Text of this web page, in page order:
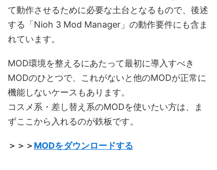
て動作させるために必要な土台となるもので、後述
する「Nioh 3 Mod Manager」の動作要件にも含ま
れています。
MOD環境を整えるにあたって最初に導入すべき
MODのひとつで、これがないと他のMODが正常に
機能しないケースもあります。
コスメ系・差し替え系のMODを使いたい方は、ま
ずここから入れるのが鉄板です。
＞＞＞MODをダウンロードする